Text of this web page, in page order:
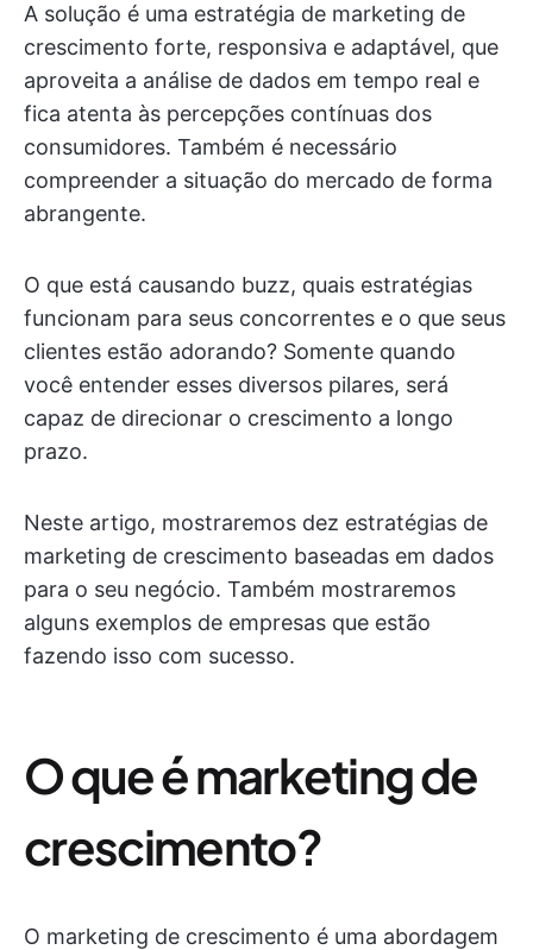
A solução é uma estratégia de marketing de
crescimento forte, responsiva e adaptável, que
aproveita a análise de dados em tempo real e
fica atenta às percepções contínuas dos
consumidores. Também é necessário
compreender a situação do mercado de forma
abrangente.
O que está causando buzz, quais estratégias
funcionam para seus concorrentes e o que seus
clientes estão adorando? Somente quando
você entender esses diversos pilares, será
capaz de direcionar o crescimento a longo
prazo.
Neste artigo, mostraremos dez estratégias de
marketing de crescimento baseadas em dados
para o seu negócio. Também mostraremos
alguns exemplos de empresas que estão
fazendo isso com sucesso.
O que é marketing de
crescimento?
O marketing de crescimento é uma abordagem